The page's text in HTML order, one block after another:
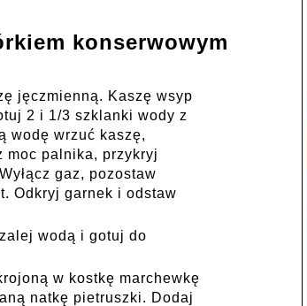
konserwowym
jęczmienną. Kaszę wsyp
2 i 1/3 szklanki wody z
wodę wrzuć kaszę,
moc palnika, przykryj
Wyłącz gaz, pozostaw
Odkryj garnek i odstaw
wodą i gotuj do
w kostkę marchewkę
natkę pietruszki. Dodaj